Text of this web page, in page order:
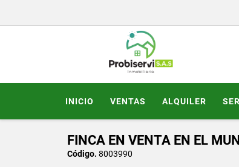
INICIO VENTAS ALQUILER
FINCA EN VENTA EN EL
Código. 8003990